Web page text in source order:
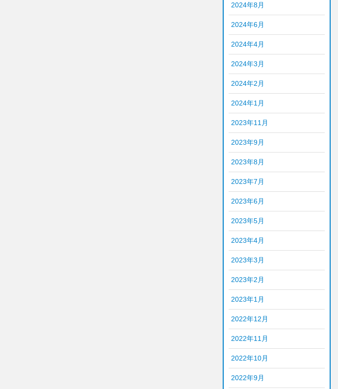
2024年8月
2024年6月
2024年4月
2024年3月
2024年2月
2024年1月
2023年11月
2023年9月
2023年8月
2023年7月
2023年6月
2023年5月
2023年4月
2023年3月
2023年2月
2023年1月
2022年12月
2022年11月
2022年10月
2022年9月